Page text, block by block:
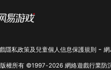
隱私政策及兒童個人信息保護規則 - 網
權所有 ©1997-2026 網絡遊戲行業防